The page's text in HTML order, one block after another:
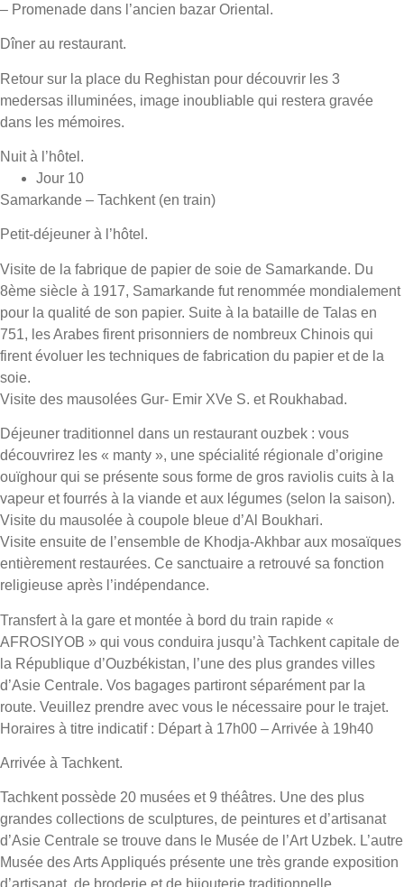
– Promenade dans l’ancien bazar Oriental.
Dîner au restaurant.
Retour sur la place du Reghistan pour découvrir les 3
medersas illuminées, image inoubliable qui restera gravée
dans les mémoires.
Nuit à l’hôtel.
Jour 10
Samarkande – Tachkent (en train)
Petit-déjeuner à l’hôtel.
Visite de la fabrique de papier de soie de Samarkande. Du
8ème siècle à 1917, Samarkande fut renommée mondialement
pour la qualité de son papier. Suite à la bataille de Talas en
751, les Arabes firent prisonniers de nombreux Chinois qui
firent évoluer les techniques de fabrication du papier et de la
soie.
Visite des mausolées Gur- Emir XVe S. et Roukhabad.
Déjeuner traditionnel dans un restaurant ouzbek : vous
découvrirez les « manty », une spécialité régionale d’origine
ouïghour qui se présente sous forme de gros raviolis cuits à la
vapeur et fourrés à la viande et aux légumes (selon la saison).
Visite du mausolée à coupole bleue d’Al Boukhari.
Visite ensuite de l’ensemble de Khodja-Akhbar aux mosaïques
entièrement restaurées. Ce sanctuaire a retrouvé sa fonction
religieuse après l’indépendance.
Transfert à la gare et montée à bord du train rapide «
AFROSIYOB » qui vous conduira jusqu’à Tachkent capitale de
la République d’Ouzbékistan, l’une des plus grandes villes
d’Asie Centrale. Vos bagages partiront séparément par la
route. Veuillez prendre avec vous le nécessaire pour le trajet.
Horaires à titre indicatif : Départ à 17h00 – Arrivée à 19h40
Arrivée à Tachkent.
Tachkent possède 20 musées et 9 théâtres. Une des plus
grandes collections de sculptures, de peintures et d’artisanat
d’Asie Centrale se trouve dans le Musée de l’Art Uzbek. L’autre
Musée des Arts Appliqués présente une très grande exposition